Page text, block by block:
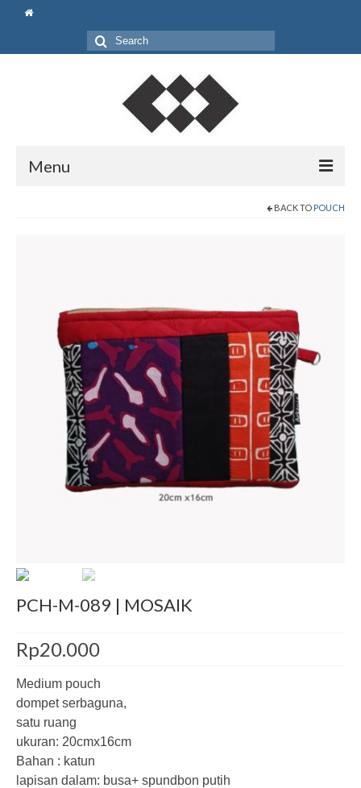
Search
for:
Menu
Bag
Gift Set
Decor
Pre-Cut
Jurnal
Tentang
BACK TO POUCH
PCH-M-089 | MOSAIK
Rp20.000
Medium pouch
dompet serbaguna,
satu ruang
ukuran: 20cmx16cm
Bahan : katun
lapisan dalam: busa+ spundbon putih